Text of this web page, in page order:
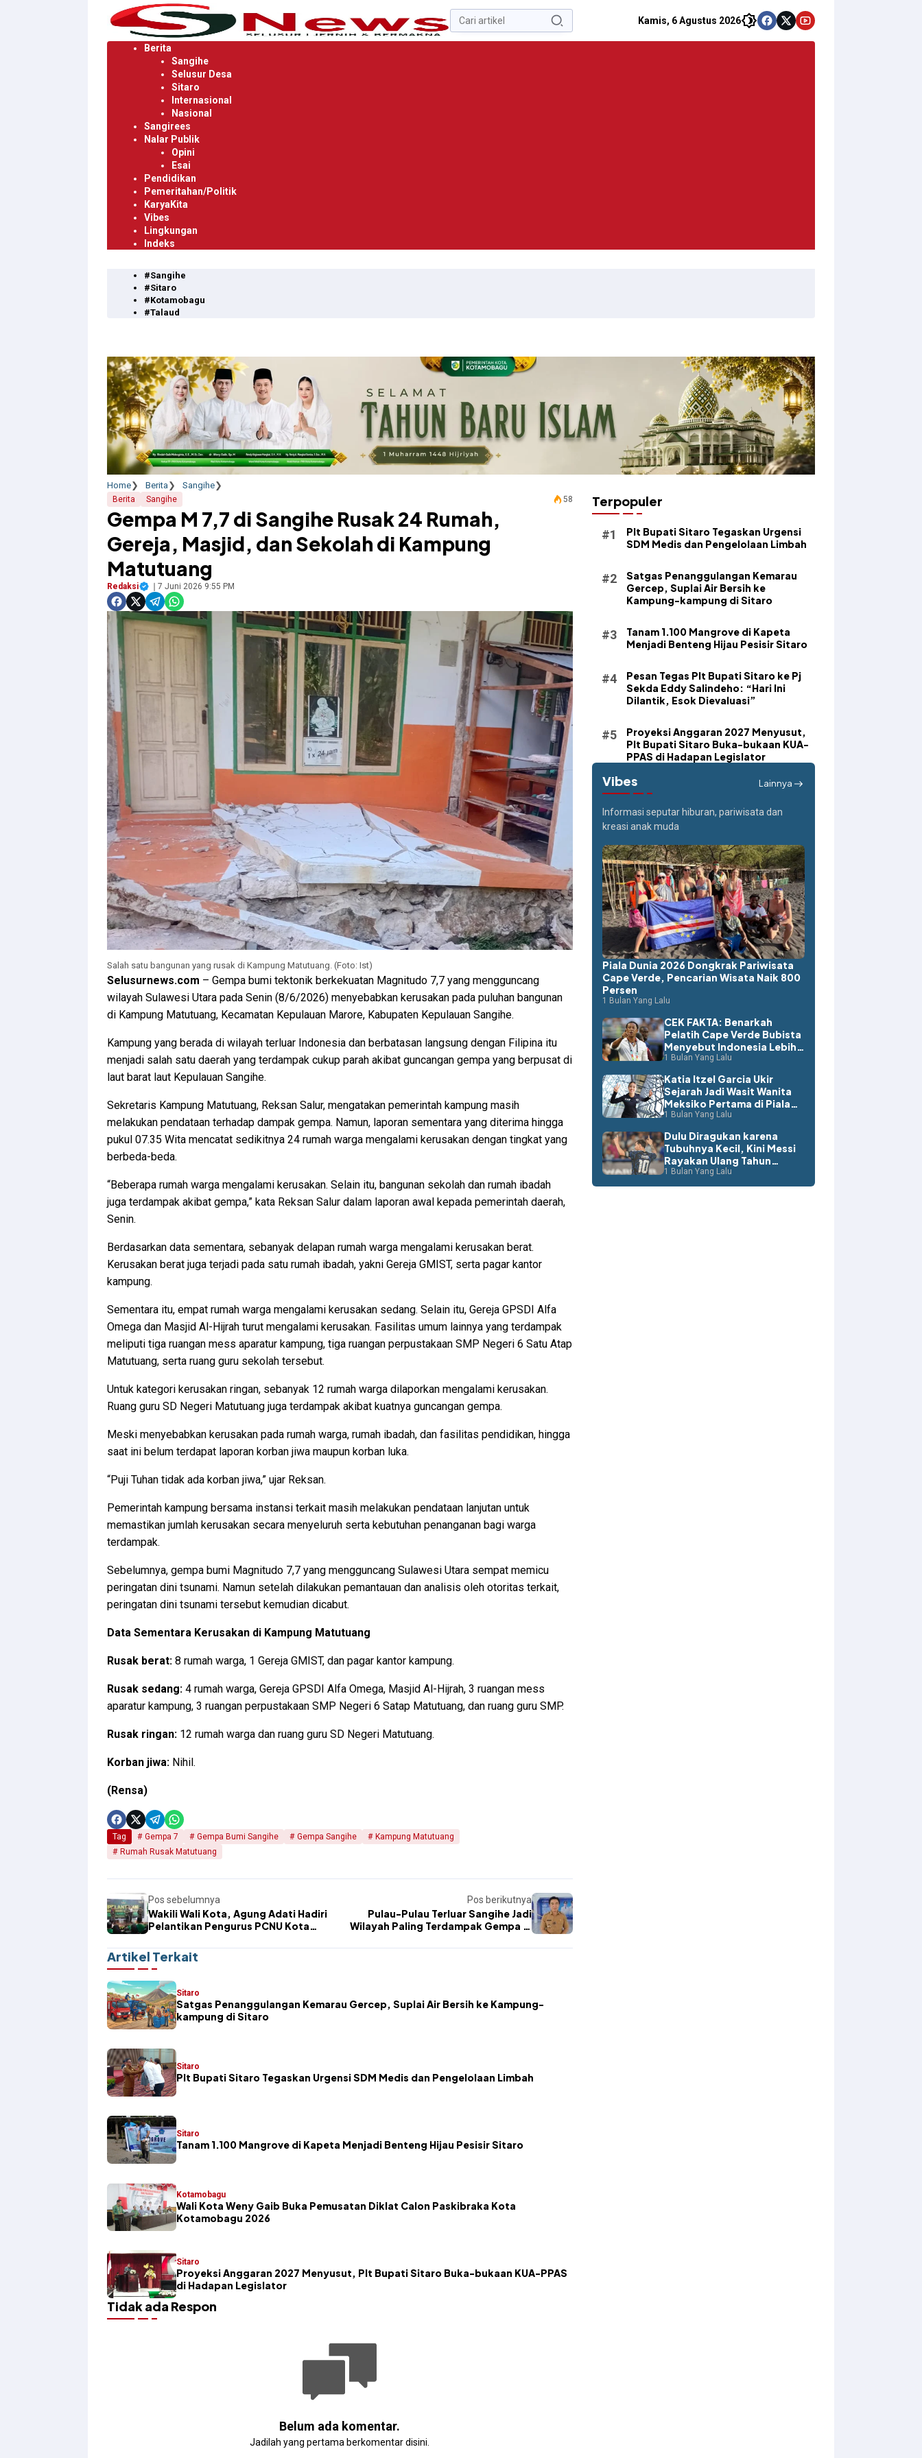
Langsung
Pencarian
untuk:
Kamis, 6 Agustus 2026
Berita
Sangihe
Selusur Desa
Sitaro
Internasional
Nasional
Sangirees
Nalar Publik
Opini
Esai
Pendidikan
Pemeritahan/Politik
KaryaKita
Vibes
Lingkungan
Indeks
#Sangihe
#Sitaro
#Kotamobagu
#Talaud
Home Berita Sangihe
Berita Sangihe 58
Gempa M 7,7 di Sangihe Rusak 24 Rumah,
Gereja, Masjid, dan Sekolah di Kampung
Matutuang
Redaksi 7 Juni 2026 9:55 PM
Salah satu bangunan yang rusak di Kampung Matutuang. (Foto: Ist)
Selusurnews.com – Gempa bumi tektonik berkekuatan Magnitudo 7,7 yang mengguncang
wilayah Sulawesi Utara pada Senin (8/6/2026) menyebabkan kerusakan pada puluhan bangunan
di Kampung Matutuang, Kecamatan Kepulauan Marore, Kabupaten Kepulauan Sangihe.
Kampung yang berada di wilayah terluar Indonesia dan berbatasan langsung dengan Filipina itu
menjadi salah satu daerah yang terdampak cukup parah akibat guncangan gempa yang berpusat di
laut barat laut Kepulauan Sangihe.
Sekretaris Kampung Matutuang, Reksan Salur, mengatakan pemerintah kampung masih
melakukan pendataan terhadap dampak gempa. Namun, laporan sementara yang diterima hingga
pukul 07.35 Wita mencatat sedikitnya 24 rumah warga mengalami kerusakan dengan tingkat yang
berbeda-beda.
“Beberapa rumah warga mengalami kerusakan. Selain itu, bangunan sekolah dan rumah ibadah
juga terdampak akibat gempa,” kata Reksan Salur dalam laporan awal kepada pemerintah daerah,
Senin.
Berdasarkan data sementara, sebanyak delapan rumah warga mengalami kerusakan berat.
Kerusakan berat juga terjadi pada satu rumah ibadah, yakni Gereja GMIST, serta pagar kantor
kampung.
Sementara itu, empat rumah warga mengalami kerusakan sedang. Selain itu, Gereja GPSDI Alfa
Omega dan Masjid Al-Hijrah turut mengalami kerusakan. Fasilitas umum lainnya yang terdampak
meliputi tiga ruangan mess aparatur kampung, tiga ruangan perpustakaan SMP Negeri 6 Satu Atap
Matutuang, serta ruang guru sekolah tersebut.
Untuk kategori kerusakan ringan, sebanyak 12 rumah warga dilaporkan mengalami kerusakan.
Ruang guru SD Negeri Matutuang juga terdampak akibat kuatnya guncangan gempa.
Meski menyebabkan kerusakan pada rumah warga, rumah ibadah, dan fasilitas pendidikan, hingga
saat ini belum terdapat laporan korban jiwa maupun korban luka.
“Puji Tuhan tidak ada korban jiwa,” ujar Reksan.
Pemerintah kampung bersama instansi terkait masih melakukan pendataan lanjutan untuk
memastikan jumlah kerusakan secara menyeluruh serta kebutuhan penanganan bagi warga
terdampak.
Sebelumnya, gempa bumi Magnitudo 7,7 yang mengguncang Sulawesi Utara sempat memicu
peringatan dini tsunami. Namun setelah dilakukan pemantauan dan analisis oleh otoritas terkait,
peringatan dini tsunami tersebut kemudian dicabut.
Data Sementara Kerusakan di Kampung Matutuang
Rusak berat: 8 rumah warga, 1 Gereja GMIST, dan pagar kantor kampung.
Rusak sedang: 4 rumah warga, Gereja GPSDI Alfa Omega, Masjid Al-Hijrah, 3 ruangan mess
aparatur kampung, 3 ruangan perpustakaan SMP Negeri 6 Satap Matutuang, dan ruang guru SMP.
Rusak ringan: 12 rumah warga dan ruang guru SD Negeri Matutuang.
Korban jiwa: Nihil.
(Rensa)
Tag Gempa 7 Gempa Bumi Sangihe Gempa Sangihe
Kampung Matutuang
Rumah Rusak Matutuang
Pos sebelumnya
Wakili Wali Kota, Agung Adati Hadiri
Pelantikan Pengurus PCNU Kota
Pos berikutnya
Pulau-Pulau Terluar Sangihe Jadi
Wilayah Paling Terdampak Gempa M
Artikel Terkait
Sitaro
Satgas Penanggulangan Kemarau Gercep, Suplai Air Bersih ke Kampung-
kampung di Sitaro
Sitaro
​Plt Bupati Sitaro Tegaskan Urgensi SDM Medis dan Pengelolaan Limbah
Sitaro
Tanam 1.100 Mangrove di Kapeta Menjadi Benteng Hijau Pesisir Sitaro
Kotamobagu
Wali Kota Weny Gaib Buka Pemusatan Diklat Calon Paskibraka Kota
Kotamobagu 2026
Sitaro
Proyeksi Anggaran 2027 Menyusut, Plt Bupati Sitaro Buka-bukaan KUA-PPAS
di Hadapan Legislator
Tidak ada Respon
Belum ada komentar.
Jadilah yang pertama berkomentar disini.
Terpopuler
​Plt Bupati Sitaro Tegaskan Urgensi
SDM Medis dan Pengelolaan Limbah
Satgas Penanggulangan Kemarau
Gercep, Suplai Air Bersih ke
Kampung-kampung di Sitaro
Tanam 1.100 Mangrove di Kapeta
Menjadi Benteng Hijau Pesisir Sitaro
Pesan Tegas Plt Bupati Sitaro ke Pj
Sekda Eddy Salindeho: “Hari Ini
Dilantik, Esok Dievaluasi”
Proyeksi Anggaran 2027 Menyusut,
Plt Bupati Sitaro Buka-bukaan KUA-
PPAS di Hadapan Legislator
Vibes Lainnya
Informasi seputar hiburan, pariwisata dan
kreasi anak muda
Piala Dunia 2026 Dongkrak Pariwisata
Cape Verde, Pencarian Wisata Naik 800
Persen
1 Bulan Yang Lalu
CEK FAKTA: Benarkah
Pelatih Cape Verde Bubista
Menyebut Indonesia Lebih
Layak ke Piala Dunia?
1 Bulan Yang Lalu
Katia Itzel Garcia Ukir
Sejarah Jadi Wasit Wanita
Meksiko Pertama di Piala
Dunia
1 Bulan Yang Lalu
Dulu Diragukan karena
Tubuhnya Kecil, Kini Messi
Rayakan Ulang Tahun
dengan Rekor Dunia
1 Bulan Yang Lalu